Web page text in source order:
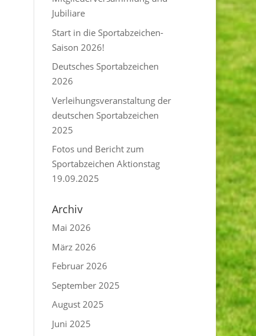
Jubiliare
Start in die Sportabzeichen-
Saison 2026!
Deutsches Sportabzeichen
2026
Verleihungsveranstaltung der
deutschen Sportabzeichen
2025
Fotos und Bericht zum
Sportabzeichen Aktionstag
19.09.2025
Archiv
Mai 2026
März 2026
Februar 2026
September 2025
August 2025
Juni 2025